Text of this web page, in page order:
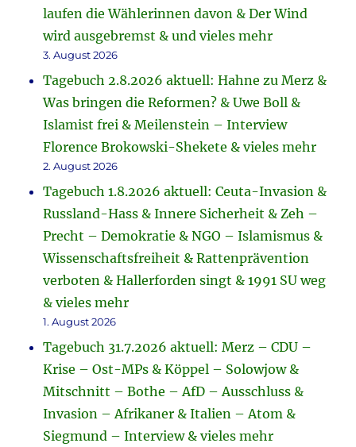
laufen die Wählerinnen davon & Der Wind
wird ausgebremst & und vieles mehr
3. August 2026
Tagebuch 2.8.2026 aktuell: Hahne zu Merz &
Was bringen die Reformen? & Uwe Boll &
Islamist frei & Meilenstein – Interview
Florence Brokowski-Shekete & vieles mehr
2. August 2026
Tagebuch 1.8.2026 aktuell: Ceuta-Invasion &
Russland-Hass & Innere Sicherheit & Zeh –
Precht – Demokratie & NGO – Islamismus &
Wissenschaftsfreiheit & Rattenprävention
verboten & Hallerforden singt & 1991 SU weg
& vieles mehr
1. August 2026
Tagebuch 31.7.2026 aktuell: Merz – CDU –
Krise – Ost-MPs & Köppel – Solowjow &
Mitschnitt – Bothe – AfD – Ausschluss &
Invasion – Afrikaner & Italien – Atom &
Siegmund – Interview & vieles mehr